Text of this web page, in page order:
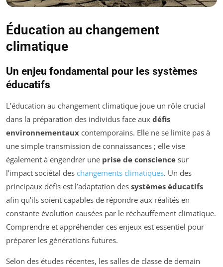
Éducation au changement
climatique
Un enjeu fondamental pour les systèmes
éducatifs
L’éducation au changement climatique joue un rôle crucial
dans la préparation des individus face aux défis
environnementaux contemporains. Elle ne se limite pas à
une simple transmission de connaissances ; elle vise
également à engendrer une prise de conscience sur
l’impact sociétal des changements climatiques. Un des
principaux défis est l’adaptation des systèmes éducatifs
afin qu’ils soient capables de répondre aux réalités en
constante évolution causées par le réchauffement climatique.
Comprendre et appréhender ces enjeux est essentiel pour
préparer les générations futures.
Selon des études récentes, les salles de classe de demain